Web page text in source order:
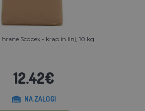
hrane Scopex - krap in linj, 10 kg
12.42€
NA ZALOGI